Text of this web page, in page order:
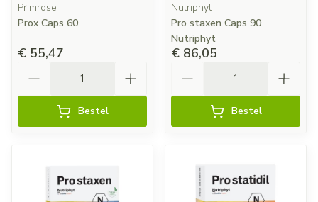
Primrose
Prox Caps 60
€ 55,47
Bestel
Nutriphyt
Pro staxen Caps 90
Nutriphyt
€ 86,05
Bestel